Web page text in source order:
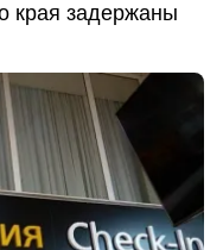
края задержаны